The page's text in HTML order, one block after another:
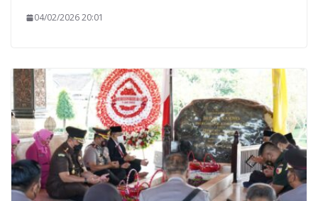
04/02/2026 20:01